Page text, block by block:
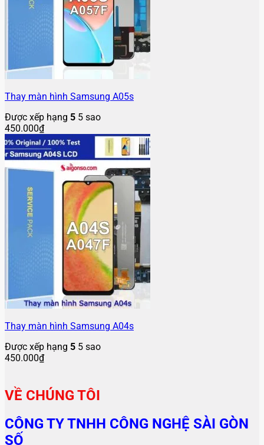
Thay màn hình Samsung A05s
Được xếp hạng 5 5 sao
450.000₫
Thay màn hình Samsung A04s
Được xếp hạng 5 5 sao
450.000₫
VỀ CHÚNG TÔI
CÔNG TY TNHH CÔNG NGHỆ SÀI GÒN
SỐ